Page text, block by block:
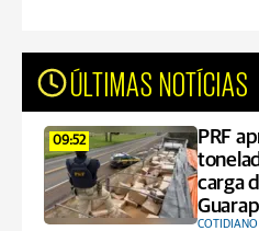
ÚLTIMAS NOTÍCIAS
09:52
PRF
carga
COTIDIANO